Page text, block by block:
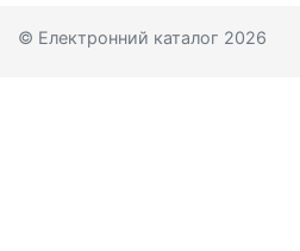
© Електронний каталог 2026